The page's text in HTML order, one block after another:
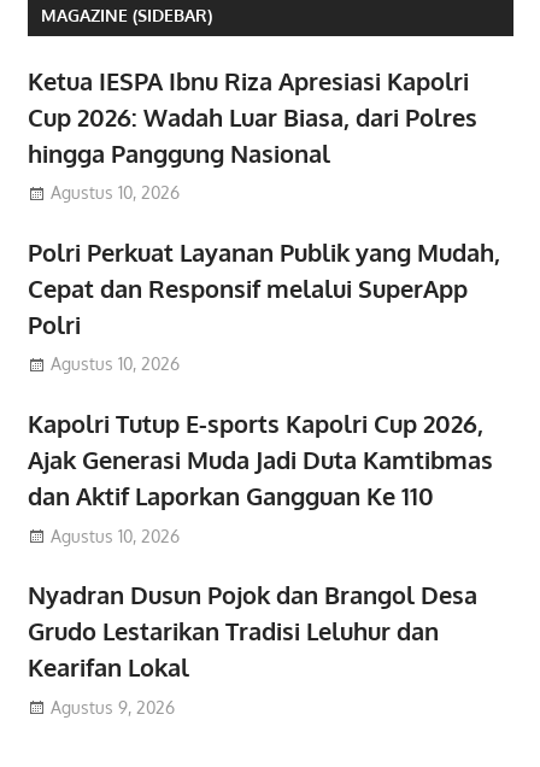
MAGAZINE (SIDEBAR)
Ketua IESPA Ibnu Riza Apresiasi Kapolri
Cup 2026: Wadah Luar Biasa, dari Polres
hingga Panggung Nasional
Agustus 10, 2026
Polri Perkuat Layanan Publik yang Mudah,
Cepat dan Responsif melalui SuperApp
Polri
Agustus 10, 2026
Kapolri Tutup E-sports Kapolri Cup 2026,
Ajak Generasi Muda Jadi Duta Kamtibmas
dan Aktif Laporkan Gangguan Ke 110
Agustus 10, 2026
Nyadran Dusun Pojok dan Brangol Desa
Grudo Lestarikan Tradisi Leluhur dan
Kearifan Lokal
Agustus 9, 2026